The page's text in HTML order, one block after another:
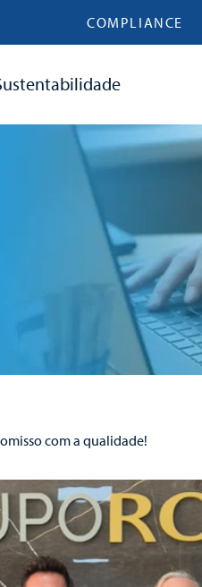
COMPLIANCE
com a qualidade!